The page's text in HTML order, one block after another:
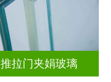
推拉门夹娟玻璃